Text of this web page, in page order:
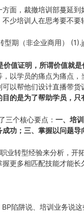
面，裁撤培训部蔓延
少培训人在思考要不
值证明，所谓价值就是
以学员的痛点为痛点
以帮他们设计直播带
目的是为了帮助学员，
个核心要点： 一、培
功；三、掌握以问题导
转型经验来分析，开
更多相匹配技能才能长
陷阱说、培训业务说